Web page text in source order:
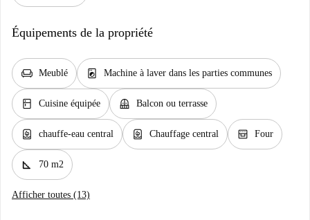
Équipements de la propriété
chair Meublé local_laundry_service Machine à laver dans les parties communes
kitchen Cuisine équipée balcony Balcon ou terrasse
water_heater chauffe-eau central water_heater Chauffage central oven_gen Four
square_foot 70 m2
Afficher toutes (13)